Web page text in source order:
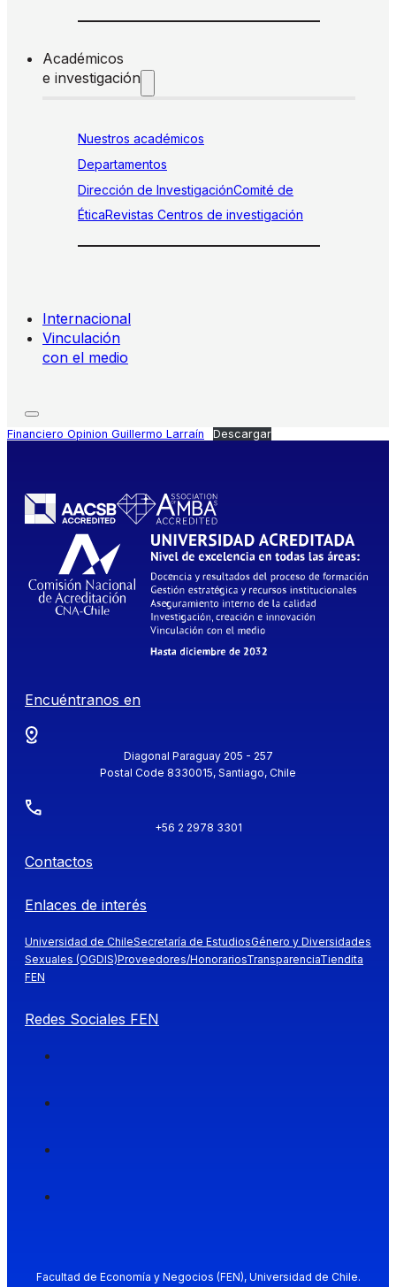
Académicos
e investigación
Nuestros académicos
Departamentos
Dirección de InvestigaciónComité de
ÉticaRevistas Centros de investigación
Internacional
Vinculación
con el medio
Financiero Opinion Guillermo Larraín Descargar
Encuéntranos en
Diagonal Paraguay 205 - 257
Postal Code 8330015, Santiago, Chile
+56 2 2978 3301
Contactos
Enlaces de interés
Universidad de ChileSecretaría de EstudiosGénero y Diversidades
Sexuales (OGDIS)Proveedores/HonorariosTransparenciaTiendita
FEN
Redes Sociales FEN
Facultad de Economía y Negocios (FEN), Universidad de Chile.